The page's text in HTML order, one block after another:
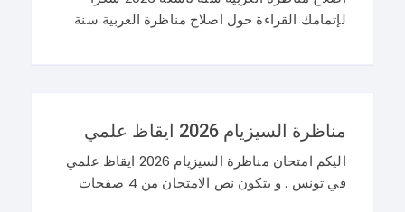
لإتمامك القراءة حول اصلاح مناظرة العربية سنة
مناظرة السيزيام 2026 ايقاظ علمي
اليكم امتحان مناظرة السيزيام 2026 ايقاظ علمي
في تونس . و يتكون نص الامتحان من 4 صفحات